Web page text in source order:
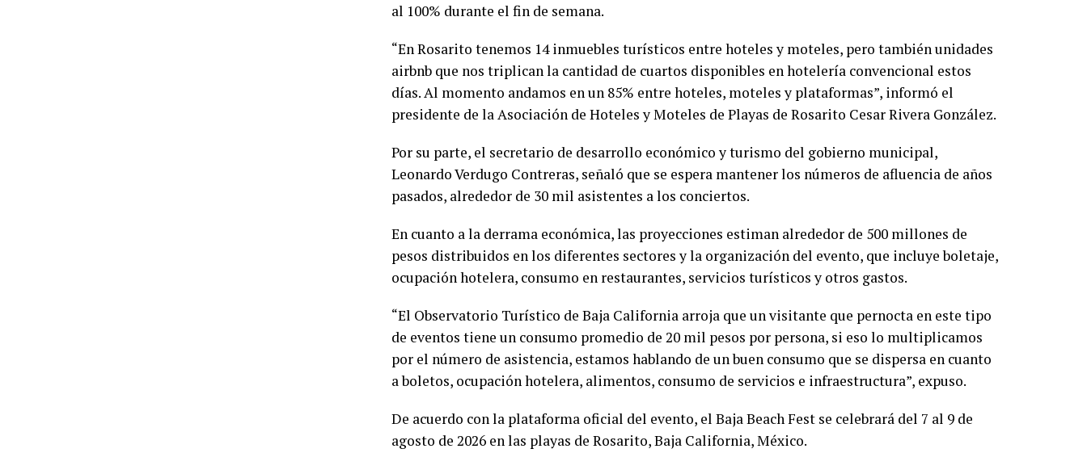
al 100% durante el fin de semana.
“En Rosarito tenemos 14 inmuebles turísticos entre hoteles y moteles, pero también unidades
airbnb que nos triplican la cantidad de cuartos disponibles en hotelería convencional estos
días. Al momento andamos en un 85% entre hoteles, moteles y plataformas”, informó el
presidente de la Asociación de Hoteles y Moteles de Playas de Rosarito Cesar Rivera González.
Por su parte, el secretario de desarrollo económico y turismo del gobierno municipal,
Leonardo Verdugo Contreras, señaló que se espera mantener los números de afluencia de años
pasados, alrededor de 30 mil asistentes a los conciertos.
En cuanto a la derrama económica, las proyecciones estiman alrededor de 500 millones de
pesos distribuidos en los diferentes sectores y la organización del evento, que incluye boletaje,
ocupación hotelera, consumo en restaurantes, servicios turísticos y otros gastos.
“El Observatorio Turístico de Baja California arroja que un visitante que pernocta en este tipo
de eventos tiene un consumo promedio de 20 mil pesos por persona, si eso lo multiplicamos
por el número de asistencia, estamos hablando de un buen consumo que se dispersa en cuanto
a boletos, ocupación hotelera, alimentos, consumo de servicios e infraestructura”, expuso.
De acuerdo con la plataforma oficial del evento, el Baja Beach Fest se celebrará del 7 al 9 de
agosto de 2026 en las playas de Rosarito, Baja California, México.